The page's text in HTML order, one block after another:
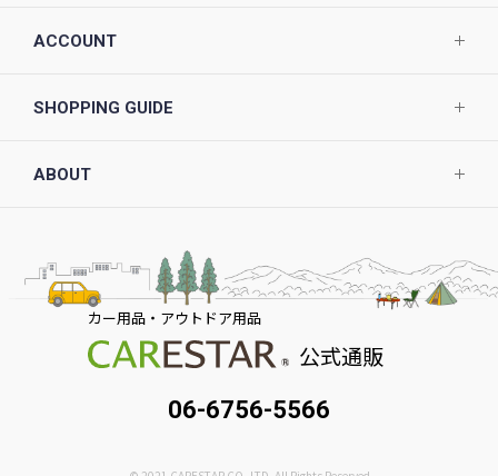
ACCOUNT
SHOPPING GUIDE
ABOUT
カー用品・アウトドア用品
公式通販
06-6756-5566